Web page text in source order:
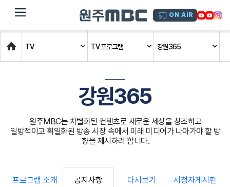
dehaze ON AIR
Home
TV TV 프로그램 강원365
강원365
원주MBC는 차별화된 컨텐츠로 새로운 세상을 창조하고
일방적이고 획일화된 방송 시장 속에서 미래 미디어가 나아가야 할 방
향을 제시하려 합니다.
프로그램 소개 공지사항 다시보기 시청자게시판